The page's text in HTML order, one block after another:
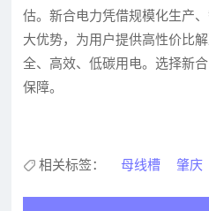
估。新合电力凭借规模化生产
大优势，为用户提供高性价比
全、高效、低碳用电。选择新
保障。
相关标签： 母线槽 肇庆